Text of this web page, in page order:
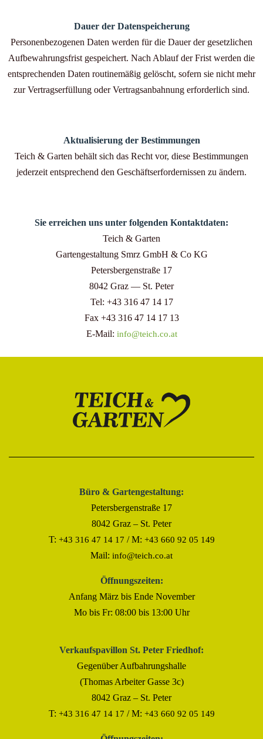
Dauer der Datenspeicherung
Personenbezogenen Daten werden für die Dauer der gesetzlichen
Aufbewahrungsfrist gespeichert. Nach Ablauf der Frist werden die
entsprechenden Daten routinemäßig gelöscht, sofern sie nicht mehr
zur Vertragserfüllung oder Vertragsanbahnung erforderlich sind.
Aktualisierung der Bestimmungen
Teich & Garten behält sich das Recht vor, diese Bestimmungen
jederzeit entsprechend den Geschäftserfordernissen zu ändern.
Sie erreichen uns unter folgenden Kontaktdaten:
Teich & Garten
Gartengestaltung Smrz GmbH & Co KG
Petersbergenstraße 17
8042 Graz — St. Peter
Tel: +43 316 47 14 17
Fax +43 316 47 14 17 13
E-Mail: info@teich.co.at
Büro & Gartengestaltung:
Petersbergenstraße 17
8042 Graz – St. Peter
T: +43 316 47 14 17 / M: +43 660 92 05 149
Mail: info@teich.co.at
Öffnungszeiten:
Anfang März bis Ende November
Mo bis Fr: 08:00 bis 13:00 Uhr
Verkaufspavillon St. Peter Friedhof:
Gegenüber Aufbahrungshalle
(Thomas Arbeiter Gasse 3c)
8042 Graz – St. Peter
T: +43 316 47 14 17 / M: +43 660 92 05 149